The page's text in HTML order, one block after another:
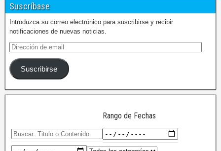
Suscríbase
Introduzca su correo electrónico para suscribirse y recibir
notificaciones de nuevas noticias.
Suscribirse
Rango de Fechas